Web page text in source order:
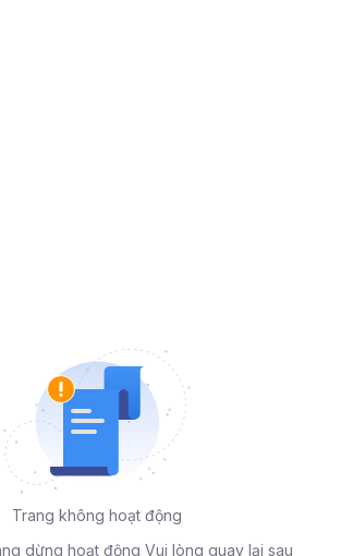
Trang không hoạt động
dừng hoạt động Vui lòng quay lại sau